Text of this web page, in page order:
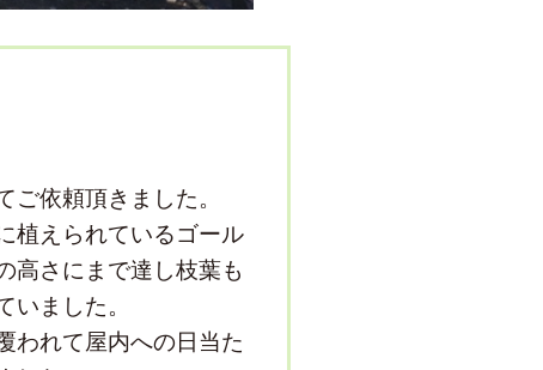
ご依頼頂きました。
植えられているゴール
高さにまで達し枝葉も
いました。
われて屋内への日当た